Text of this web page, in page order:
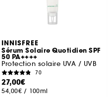
INNISFREE
Sérum Solaire Quotidien SPF
50 PA++++
Protection solaire UVA / UVB
70
27,00€
54,00€ / 100ml